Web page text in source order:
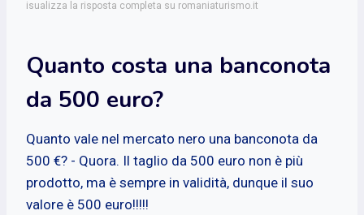
isualizza la risposta completa su romaniaturismo.it
Quanto costa una banconota
da 500 euro?
Quanto vale nel mercato nero una banconota da
500 €? - Quora. Il taglio da 500 euro non è più
prodotto, ma è sempre in validità, dunque il suo
valore è 500 euro!!!!!